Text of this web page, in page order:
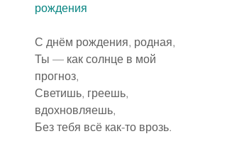
рождения
С днём рождения, родная,
Ты — как солнце в мой
прогноз,
Светишь, греешь,
вдохновляешь,
Без тебя всё как-то врозь.